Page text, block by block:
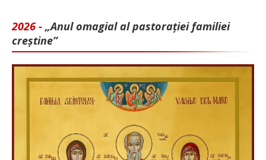
2026 - „Anul omagial al pastorației familiei
creștine”